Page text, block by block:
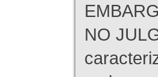
NO